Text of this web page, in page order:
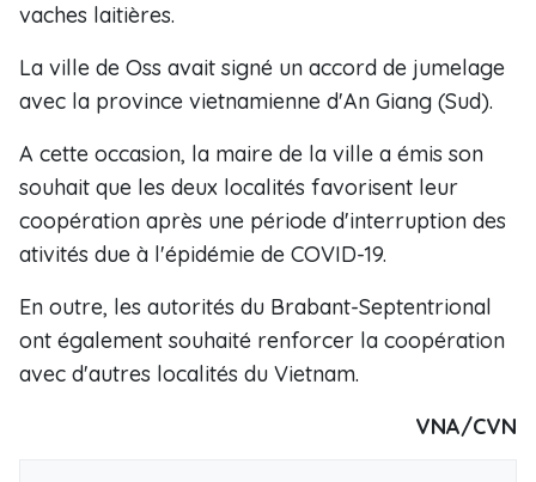
vaches laitières.
La ville de Oss avait signé un accord de jumelage
avec la province vietnamienne d'An Giang (Sud).
A cette occasion, la maire de la ville a émis son
souhait que les deux localités favorisent leur
coopération après une période d'interruption des
ativités due à l'épidémie de COVID-19.
En outre, les autorités du Brabant-Septentrional
ont également souhaité renforcer la coopération
avec d'autres localités du Vietnam.
VNA/CVN